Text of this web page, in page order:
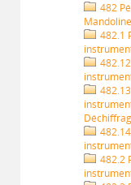
482
Mandoline
482.1
482.2